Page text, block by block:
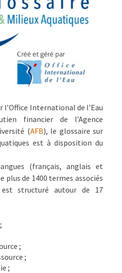
l’Office International de l’Eau
financier de l’Agence
(AFB), le glossaire sur
est à disposition du
(français, anglais et
plus de 1400 termes associés
structuré autour de 17
;
;
;